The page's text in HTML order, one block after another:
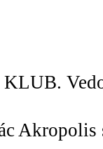
KLUB.
Akropolis